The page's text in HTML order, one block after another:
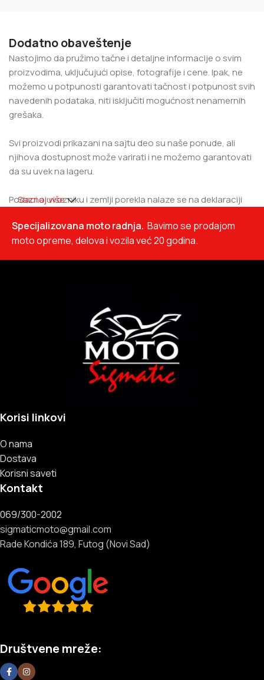
Dodatno obaveštenje
Nastojimo da pružimo tačne i detaljne informacije o svim
proizvodima, uključujući opise, fotografije i cene. Ipak, ne
možemo u potpunosti garantovati tačnost i potpunost svih
navedenih podataka, niti isključiti mogućnost nenamernih
grešaka.
Svi proizvodi prikazani na sajtu deo su naše ponude, ali
njihova dostupnost može varirati i ne možemo garantovati
da su uvek na lageru.
Podaci o uvozniku i zemlji porekla nalaze se na deklaraciji
Saznaj više
Specijalizovana moto radnja. Bavimo se prodajom
moto opreme, delova i vozila već 20 godina.
Korisi linkovi
O nama
Dostava
Korisni saveti
Kontakt
069/300-2002
sigmaticmoto@gmail.com
Rade Kondića 189, Futog (Novi Sad)
Društvene mreže: